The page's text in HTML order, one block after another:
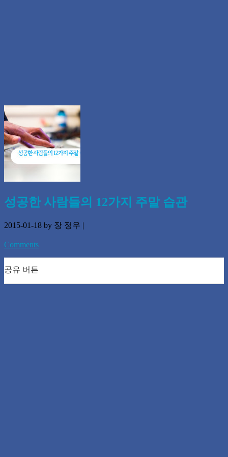
성공한 사람들의 12가지 주말 습관
2015-01-18 by 장 정우 |
Comments
공유 버튼